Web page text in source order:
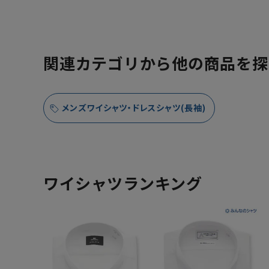
関連カテゴリから他の商品を
メンズワイシャツ・ドレスシャツ(長袖)
ワイシャツランキング